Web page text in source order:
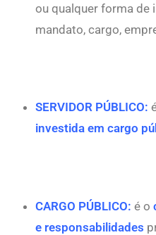
ou qualquer forma de
mandato, cargo,
SERVIDOR PÚBLICO:
investida em cargo
CARGO PÚBLICO: é o
e responsabilidades